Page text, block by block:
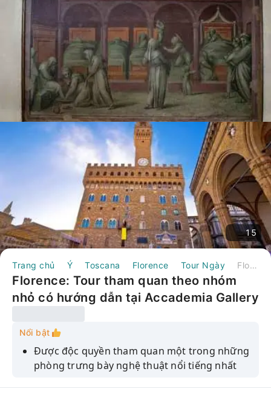
15
Trang chủ Ý Toscana Florence Tour Ngày Florence: Tour tham quan theo nhóm nhỏ có hướng dẫn tại Accademia Gallery & David | Ý
Florence: Tour tham quan theo nhóm
nhỏ có hướng dẫn tại Accademia Gallery
Nổi bật
Được độc quyền tham quan một trong những
phòng trưng bày nghệ thuật nổi tiếng nhất